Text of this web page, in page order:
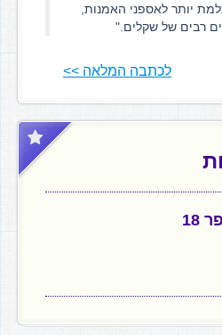
יותר לאספני האמנות,
רבים של שקלים."
לכתבה המלאה >>